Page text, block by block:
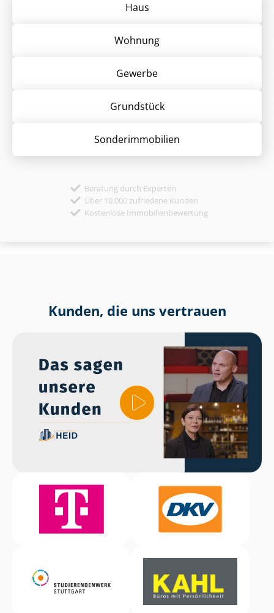
Haus
Wohnung
Gewerbe
Grund­stück
Sonder­immobilien
Beratung durch Experten
Über 10.000 zufriedene Kunden
Kostenlose Immobilienbewertung
Kunden, die uns vertrauen